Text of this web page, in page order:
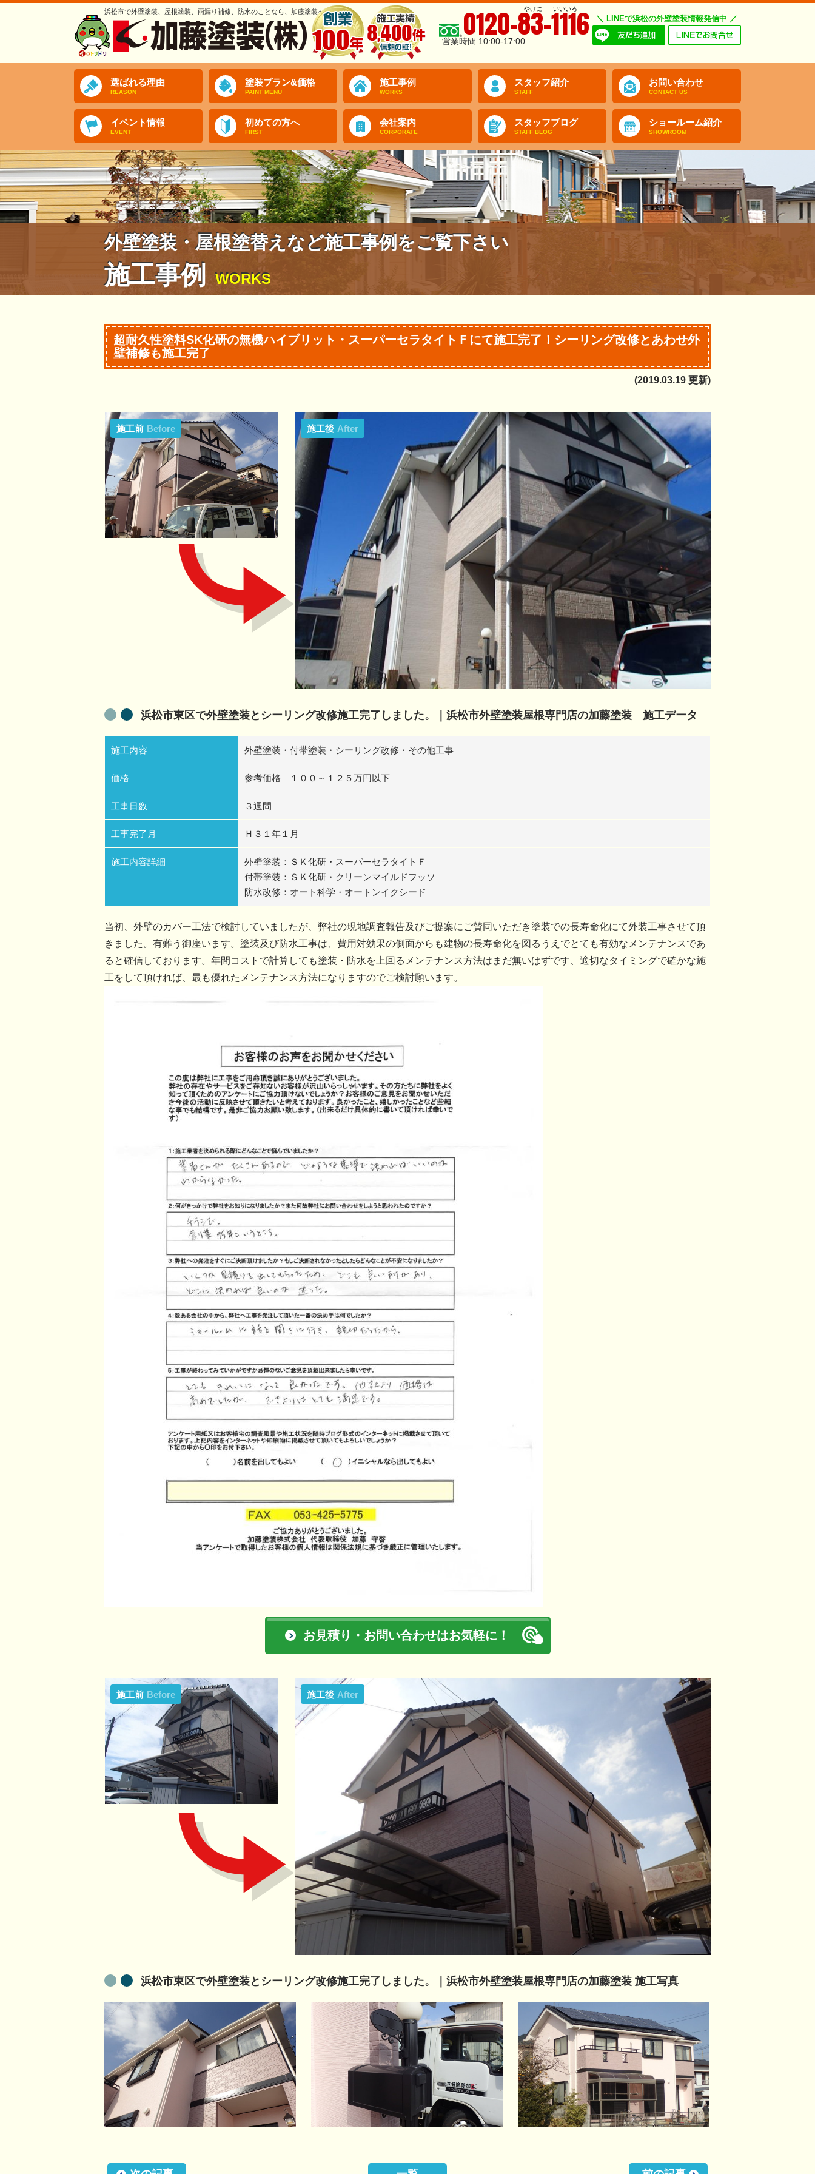
浜松市で外壁塗装、屋根塗装、雨漏り補修、防水のことなら、加藤塗装へ やけに いいいろ
0120-83-1116
営業時間 10:00-17:00
＼ LINEで浜松の外壁塗装情報発信中 ／
選ばれる理由
REASON
塗装プラン&価格
PAINT MENU
施工事例
WORKS
スタッフ紹介
STAFF
お問い合わせ
CONTACT US
イベント情報
EVENT
初めての方へ
FIRST
会社案内
CORPORATE
スタッフブログ
STAFF BLOG
ショールーム紹介
SHOWROOM
外壁塗装・屋根塗替えなど施工事例をご覧下さい
施工事例 WORKS
超耐久性塗料SK化研の無機ハイブリット・スーパーセラタイトＦにて施工完了！シーリング改修とあわせ外
壁補修も施工完了
(2019.03.19 更新)
施工後 After
施工前 Before
浜松市東区で外壁塗装とシーリング改修施工完了しました。｜浜松市外壁塗装屋根専門店の加藤塗装 施工データ
施工内容 外壁塗装・付帯塗装・シーリング改修・その他工事
価格 参考価格 １００～１２５万円以下
工事日数 ３週間
工事完了月 Ｈ３１年１月
施工内容詳細
外壁塗装：ＳＫ化研・スーパーセラタイトＦ
付帯塗装：ＳＫ化研・クリーンマイルドフッソ
防水改修：オート科学・オートンイクシード
当初、外壁のカバー工法で検討していましたが、弊社の現地調査報告及びご提案にご賛同いただき塗装での長寿命化にて外装工事させて頂
きました。有難う御座います。塗装及び防水工事は、費用対効果の側面からも建物の長寿命化を図るうえでとても有効なメンテナンスであ
ると確信しております。年間コストで計算しても塗装・防水を上回るメンテナンス方法はまだ無いはずです、適切なタイミングで確かな施
工をして頂ければ、最も優れたメンテナンス方法になりますのでご検討願います。
お見積り・お問い合わせはお気軽に！
施工前 Before 施工後 After
浜松市東区で外壁塗装とシーリング改修施工完了しました。｜浜松市外壁塗装屋根専門店の加藤塗装 施工写真